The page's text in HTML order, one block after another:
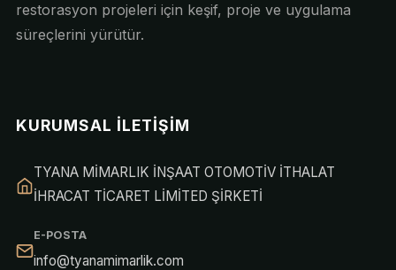
restorasyon projeleri için keşif, proje ve uygulama
süreçlerini yürütür.
KURUMSAL İLETIŞIM
TYANA MİMARLIK İNŞAAT OTOMOTİV İTHALAT
İHRACAT TİCARET LİMİTED ŞİRKETİ
E-POSTA
info@tyanamimarlik.com